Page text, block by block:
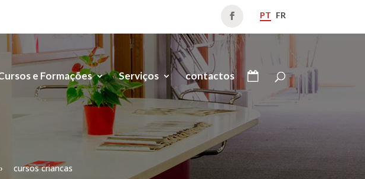
PT FR
e Formações Serviços contactos
› cursos criancas